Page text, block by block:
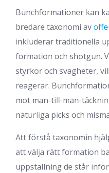
Bunchformationer kan
bredare taxonomi av
inkluderar traditionella
formation och shotgun.
styrkor och svagheter,
reagerar.
mot man-till-man-
naturliga picks och
Att förstå taxonomin
att välja rätt formation
uppställning de står